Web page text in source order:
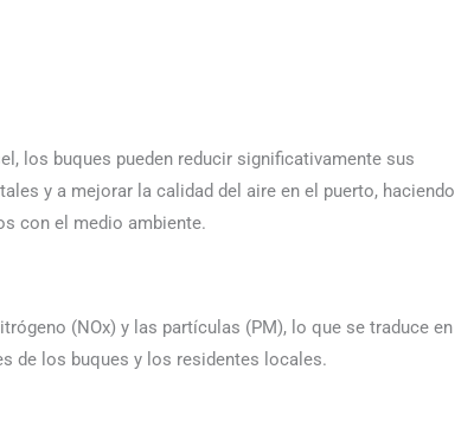
los buques pueden reducir significativamente sus
y a mejorar la calidad del aire en el puerto, haciendo
con el medio ambiente.
(NOx) y las partículas (PM), lo que se traduce en
de los buques y los residentes locales.